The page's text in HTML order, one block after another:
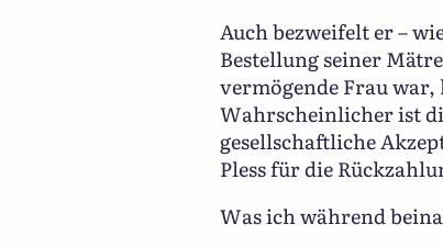
Auch bezweifelt er –
Bestellung seiner
vermögende Frau
Wahrscheinlicher ist
gesellschaftliche
Pless für die
Was ich während